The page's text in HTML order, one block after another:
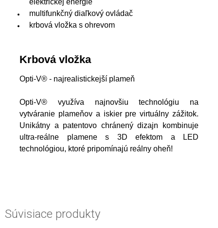
multifunkčný diaľkový ovládač
krbová vložka s ohrevom
Krbová vložka
Opti-V® - najrealistickejší plameň
Opti-V® využíva najnovšiu technológiu na
vytváranie plameňov a iskier pre virtuálny zážitok.
Unikátny a patentovo chránený dizajn kombinuje
ultra-reálne plamene s 3D efektom a LED
technológiou, ktoré pripomínajú reálny oheň!
Súvisiace produkty